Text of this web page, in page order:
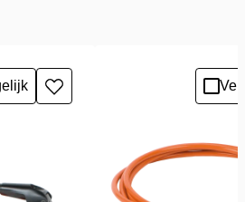
Toevoegen
aan